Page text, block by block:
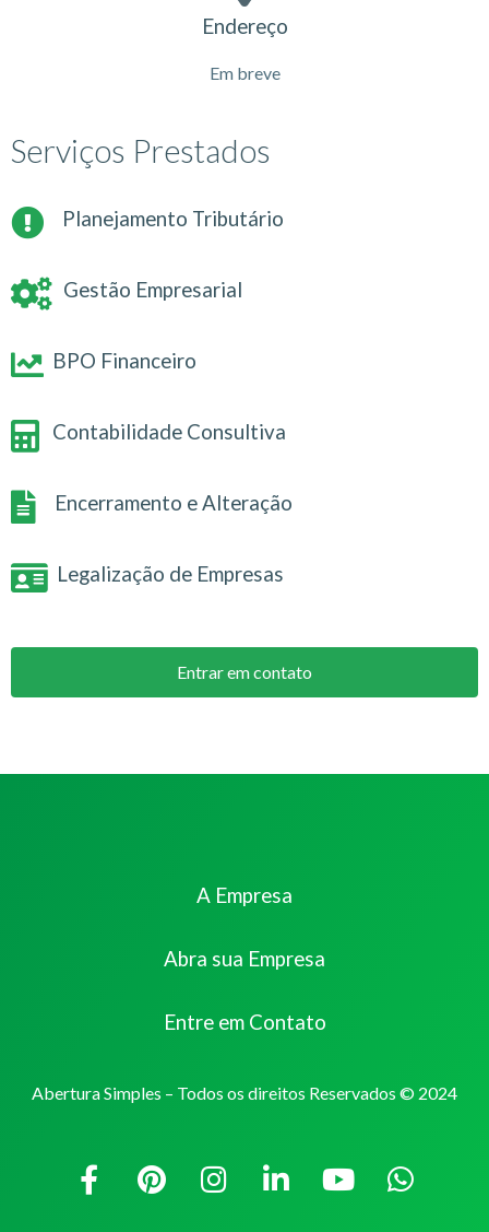
Endereço
Em breve
Serviços Prestados
Planejamento Tributário
Gestão Empresarial
BPO Financeiro
Contabilidade Consultiva
Encerramento e Alteração
Legalização de Empresas
Entrar em contato
A Empresa
Abra sua Empresa
Entre em Contato
Abertura Simples – Todos os direitos Reservados © 2024